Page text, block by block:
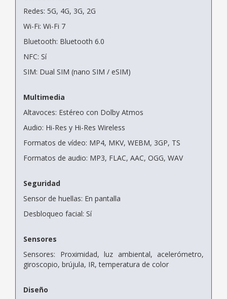
Redes: 5G, 4G, 3G, 2G
Wi-Fi: Wi-Fi 7
Bluetooth: Bluetooth 6.0
NFC: Sí
SIM: Dual SIM (nano SIM / eSIM)
Multimedia
Altavoces: Estéreo con Dolby Atmos
Audio: Hi-Res y Hi-Res Wireless
Formatos de vídeo: MP4, MKV, WEBM, 3GP, TS
Formatos de audio: MP3, FLAC, AAC, OGG, WAV
Seguridad
Sensor de huellas: En pantalla
Desbloqueo facial: Sí
Sensores
Sensores: Proximidad, luz ambiental, acelerómetro,
giroscopio, brújula, IR, temperatura de color
Diseño